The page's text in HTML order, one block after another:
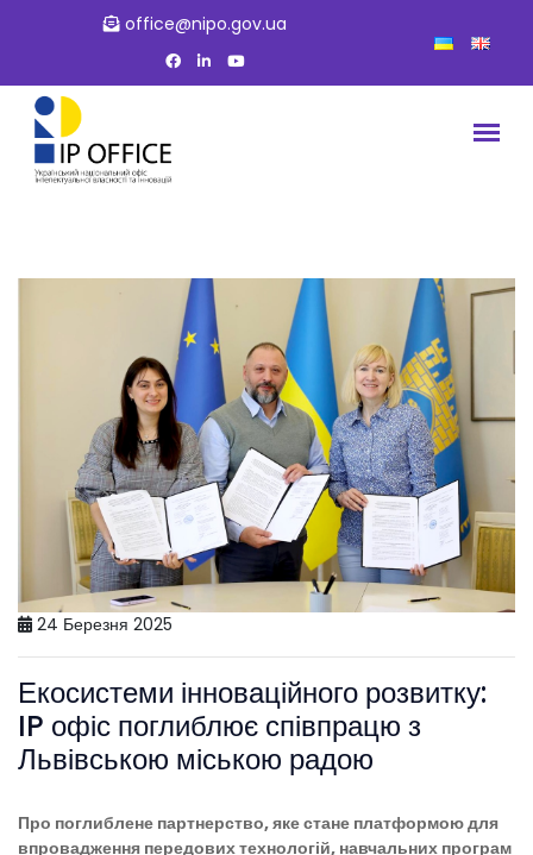
office@nipo.gov.ua
24 Березня 2025
Екосистеми інноваційного розвитку:
IP офіс поглиблює співпрацю з
Львівською міською радою
Про поглиблене партнерство, яке стане платформою для
впровадження передових технологій, навчальних програм